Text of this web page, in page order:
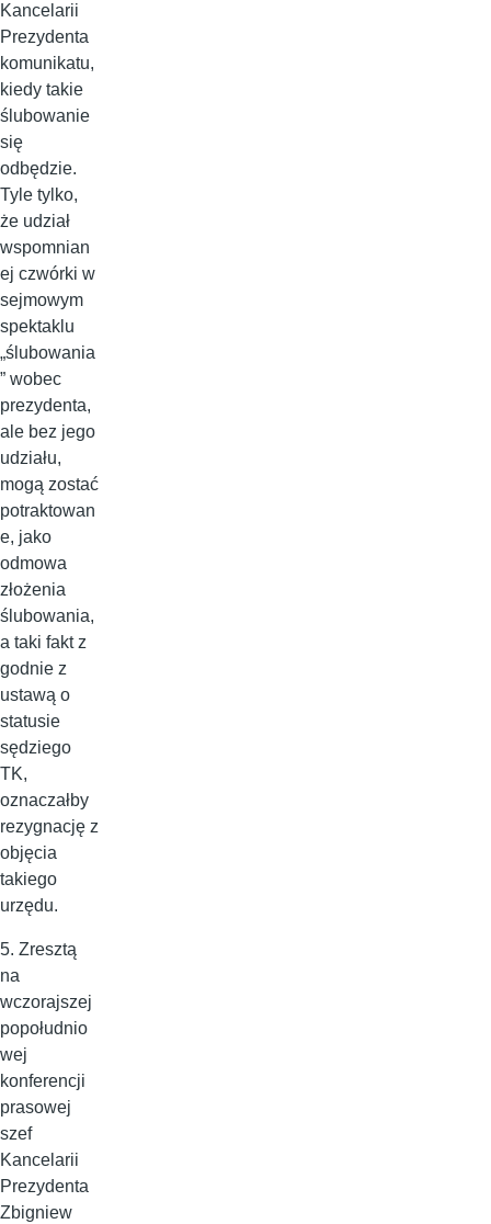
Kancelarii
Prezydenta
komunikatu,
kiedy takie
ślubowanie
się
odbędzie.
Tyle tylko,
że udział
wspomnian
ej czwórki w
sejmowym
spektaklu
„ślubowania
” wobec
prezydenta,
ale bez jego
udziału,
mogą zostać
potraktowan
e, jako
odmowa
złożenia
ślubowania,
a taki fakt z
godnie z
ustawą o
statusie
sędziego
TK,
oznaczałby
rezygnację z
objęcia
takiego
urzędu.
5. Zresztą
na
wczorajszej
popołudnio
wej
konferencji
prasowej
szef
Kancelarii
Prezydenta
Zbigniew